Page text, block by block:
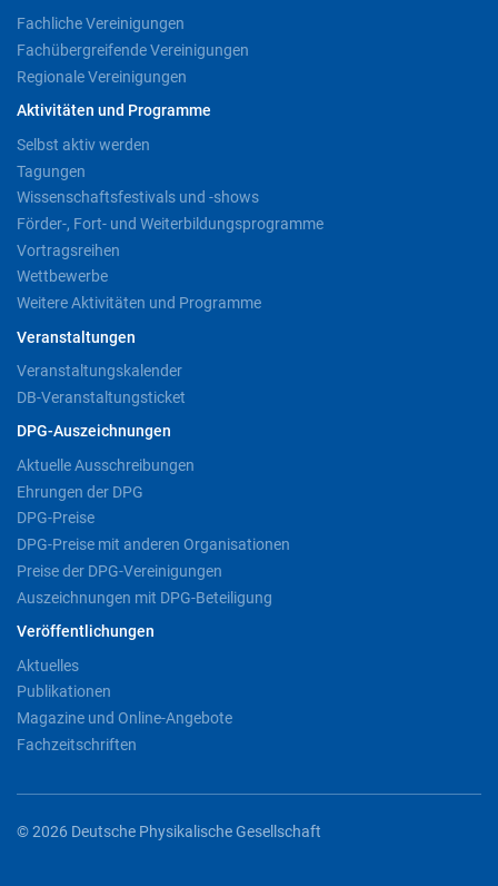
Fachliche Vereinigungen
Fachübergreifende Vereinigungen
Regionale Vereinigungen
Aktivitäten und Programme
Selbst aktiv werden
Tagungen
Wissenschaftsfestivals und -shows
Förder-, Fort- und Weiterbildungsprogramme
Vortragsreihen
Wettbewerbe
Weitere Aktivitäten und Programme
Veranstaltungen
Veranstaltungskalender
DB-Veranstaltungsticket
DPG-Auszeichnungen
Aktuelle Ausschreibungen
Ehrungen der DPG
DPG-Preise
DPG-Preise mit anderen Organisationen
Preise der DPG-Vereinigungen
Auszeichnungen mit DPG-Beteiligung
Veröffentlichungen
Aktuelles
Publikationen
Magazine und Online-Angebote
Fachzeitschriften
© 2026 Deutsche Physikalische Gesellschaft